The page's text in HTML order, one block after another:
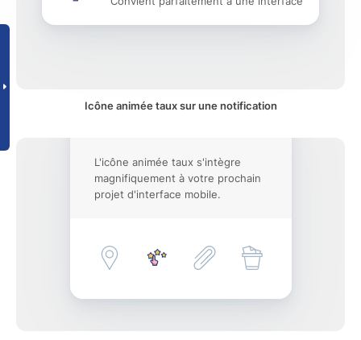
Icône animée taux sur une notification
L'icône animée taux s'intègre
magnifiquement à votre prochain
projet d'interface mobile.